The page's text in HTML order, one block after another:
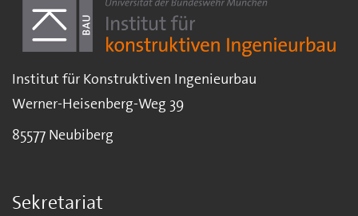
Institut für Konstruktiven Ingenieurbau
Werner-Heisenberg-Weg 39
85577 Neubiberg
Sekretariat